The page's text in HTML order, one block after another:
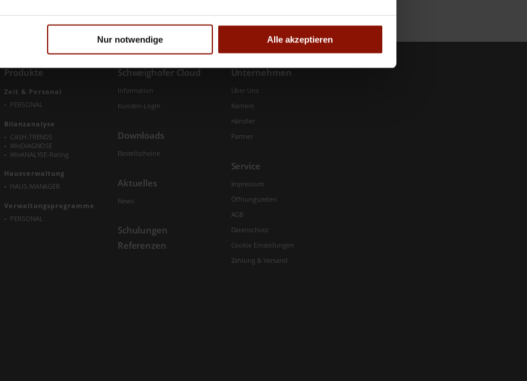
Nur notwendige Alle akzeptieren
Produkte
Zeit & Personal
PERSONAL
Bilanzanalyse
CASH-TRENDS
WinDIAGNOSE
WinANALYSE-Rating
Hausverwaltung
HAUS-MANAGER
Verwaltungs­programme
PERSONAL
Schweighofer Cloud
Information
Kunden-LogIn
Downloads
Bestellscheine
Aktuelles
News
Schulungen
Referenzen
Unternehmen
Über Uns
Karriere
Händler
Partner
Service
Impressum
Öffnungszeiten
AGB
Datenschutz
Cookie Einstellungen
Zahlung & Versand